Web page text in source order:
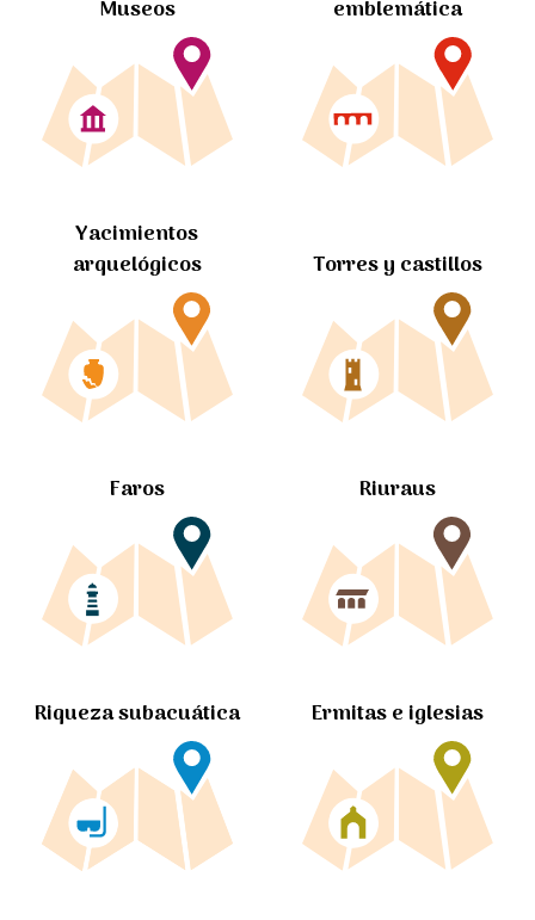
Museos emblemática
Yacimientos
arquelógicos
Torres y castillos
Faros Riuraus
Riqueza subacuática Ermitas e iglesias